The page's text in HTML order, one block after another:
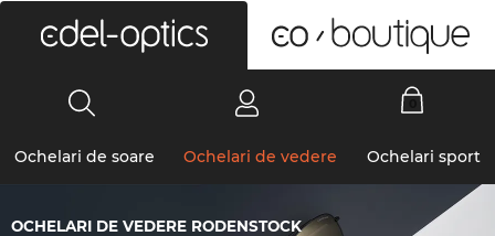
Ochelari de soare Ochelari de vedere Ochelari sport
OCHELARI DE VEDERE RODENSTOCK